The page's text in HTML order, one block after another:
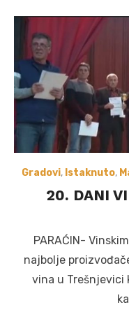
Gradovi, Istaknuto,
20. DANI
PARAĆIN-
najbolje
vina u Trešnjevici